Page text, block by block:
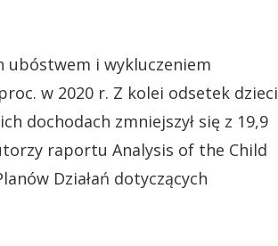
ubóstwem i wykluczeniem
w 2020 r. Z kolei odsetek dzieci
dochodach zmniejszył się z 19,9
raportu Analysis of the Child
Działań dotyczących